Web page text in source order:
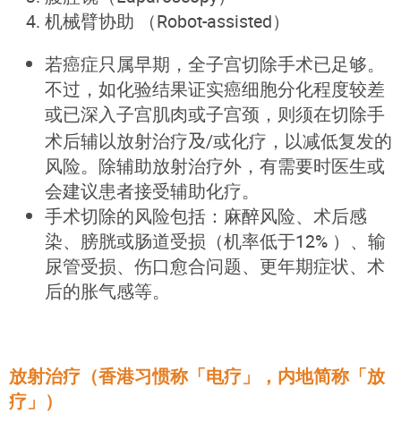
机械臂协助 （Robot-assisted）
若癌症只属早期，全子宫切除手术已足够。
不过，如化验结果证实癌细胞分化程度较差
或已深入子宫肌肉或子宫颈，则须在切除手
术后辅以放射治疗及/或化疗，以减低复发的
风险。除辅助放射治疗外，有需要时医生或
会建议患者接受辅助化疗。
手术切除的风险包括：麻醉风险、术后感
染、膀胱或肠道受损（机率低于12% ）、输
尿管受损、伤口愈合问题、更年期症状、术
后的胀气感等。
放射治疗（香港习惯称「电疗」，内地简称「放
疗」）